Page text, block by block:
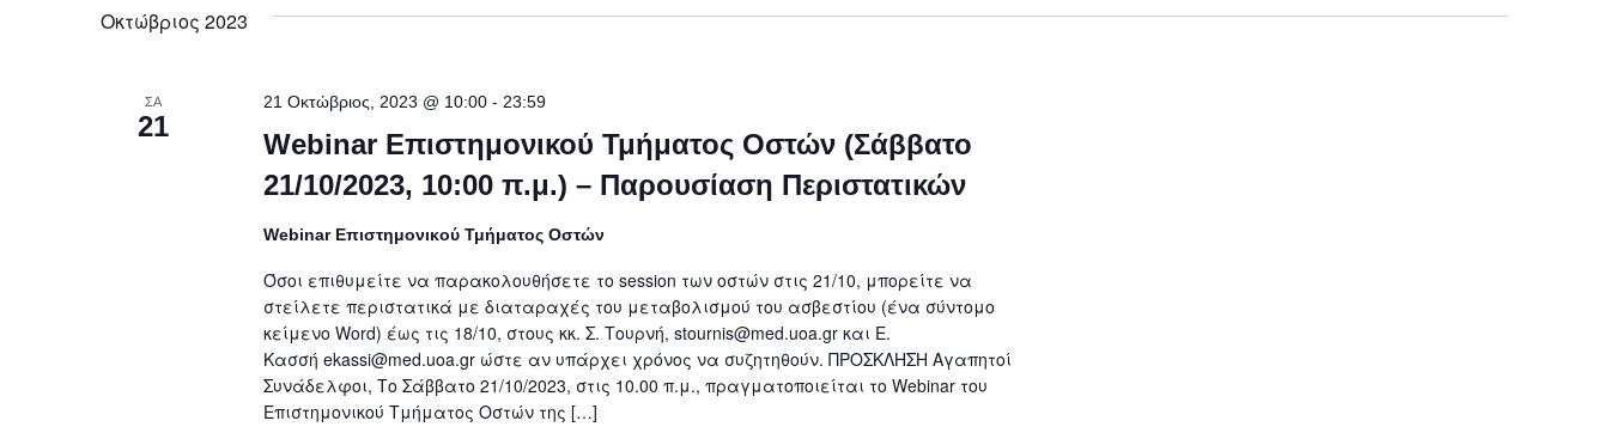
A
Οκτώβριος 2023
ΣΑ
21
Webinar Επιστημονικού Τμήματος Οστών (Σάββατο
21/10/2023, 10:00 π.μ.) – Παρουσίαση Περιστατικών
21 Οκτώβριος, 2023 @ 10:00- 23:59
Webinar Επιστημονικού Τμήματος Οστών
Όσοι επιθυμείτε να παρακολουθήσετε το session των οστών στις 21/10, μπορείτε να
στείλετε περιστατικά με διαταραχές του μεταβολισμού του ασβεστίου (ένα σύντομο
κείμενο Word) έως τις 18/10, στους κκ. Σ. Τουρνή, stournis@med.uoa.gr και Ε.
Κασσή ekassi@med.uoa.gr ώστε αν υπάρχει χρόνος να συζητηθούν. ΠΡΟΣΚΛΗΣΗ Αγαπητοί
Συνάδελφοι, Το Σάββατο 21/10/2023, στις 10.00 π.μ., πραγματοποιείται το Webinar του
Επιστημονικού Τμήματος Οστών της […]